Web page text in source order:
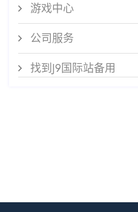
游戏中心
公司服务
找到J9国际站备用